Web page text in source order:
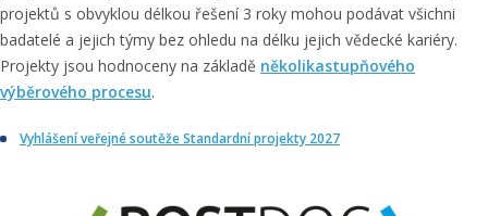
projektů s obvyklou délkou řešení 3 roky mohou podávat všichni
badatelé a jejich týmy bez ohledu na délku jejich vědecké kariéry.
Projekty jsou hodnoceny na základě několikastupňového
výběrového procesu.
Vyhlášení veřejné soutěže Standardní projekty 2027